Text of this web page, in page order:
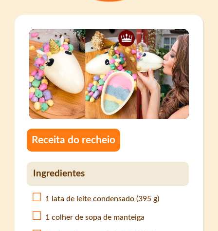
Receita do recheio
Ingredientes
1 lata de leite condensado (395 g)
1 colher de sopa de manteiga